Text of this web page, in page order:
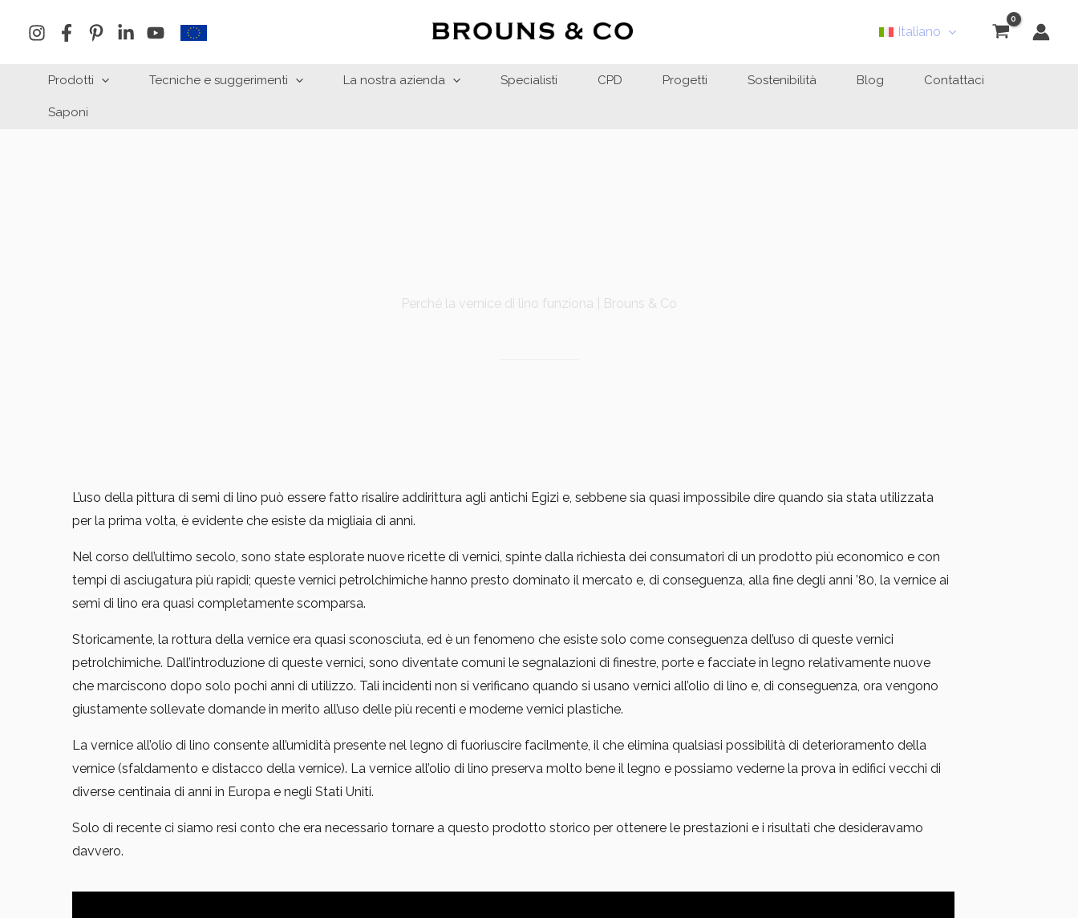
Italiano
Prodotti Tecniche e suggerimenti La nostra azienda Specialisti CPD Progetti Sostenibilità Blog Contattaci
Saponi
Perché la vernice di lino funziona | Brouns & Co
L’uso della pittura di semi di lino può essere fatto risalire addirittura agli antichi Egizi e, sebbene sia quasi impossibile dire quando sia stata utilizzata
per la prima volta, è evidente che esiste da migliaia di anni.
Nel corso dell’ultimo secolo, sono state esplorate nuove ricette di vernici, spinte dalla richiesta dei consumatori di un prodotto più economico e con
tempi di asciugatura più rapidi; queste vernici petrolchimiche hanno presto dominato il mercato e, di conseguenza, alla fine degli anni ’80, la vernice ai
semi di lino era quasi completamente scomparsa.
Storicamente, la rottura della vernice era quasi sconosciuta, ed è un fenomeno che esiste solo come conseguenza dell’uso di queste vernici
petrolchimiche. Dall’introduzione di queste vernici, sono diventate comuni le segnalazioni di finestre, porte e facciate in legno relativamente nuove
che marciscono dopo solo pochi anni di utilizzo. Tali incidenti non si verificano quando si usano vernici all’olio di lino e, di conseguenza, ora vengono
giustamente sollevate domande in merito all’uso delle più recenti e moderne vernici plastiche.
La vernice all’olio di lino consente all’umidità presente nel legno di fuoriuscire facilmente, il che elimina qualsiasi possibilità di deterioramento della
vernice (sfaldamento e distacco della vernice). La vernice all’olio di lino preserva molto bene il legno e possiamo vederne la prova in edifici vecchi di
diverse centinaia di anni in Europa e negli Stati Uniti.
Solo di recente ci siamo resi conto che era necessario tornare a questo prodotto storico per ottenere le prestazioni e i risultati che desideravamo
davvero.